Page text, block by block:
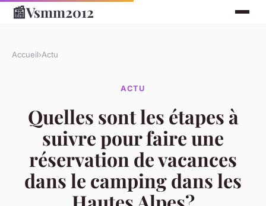
📰Vsmm2012
Accueil›Actu
ACTU
Quelles sont les étapes à
suivre pour faire une
réservation de vacances
dans le camping dans les